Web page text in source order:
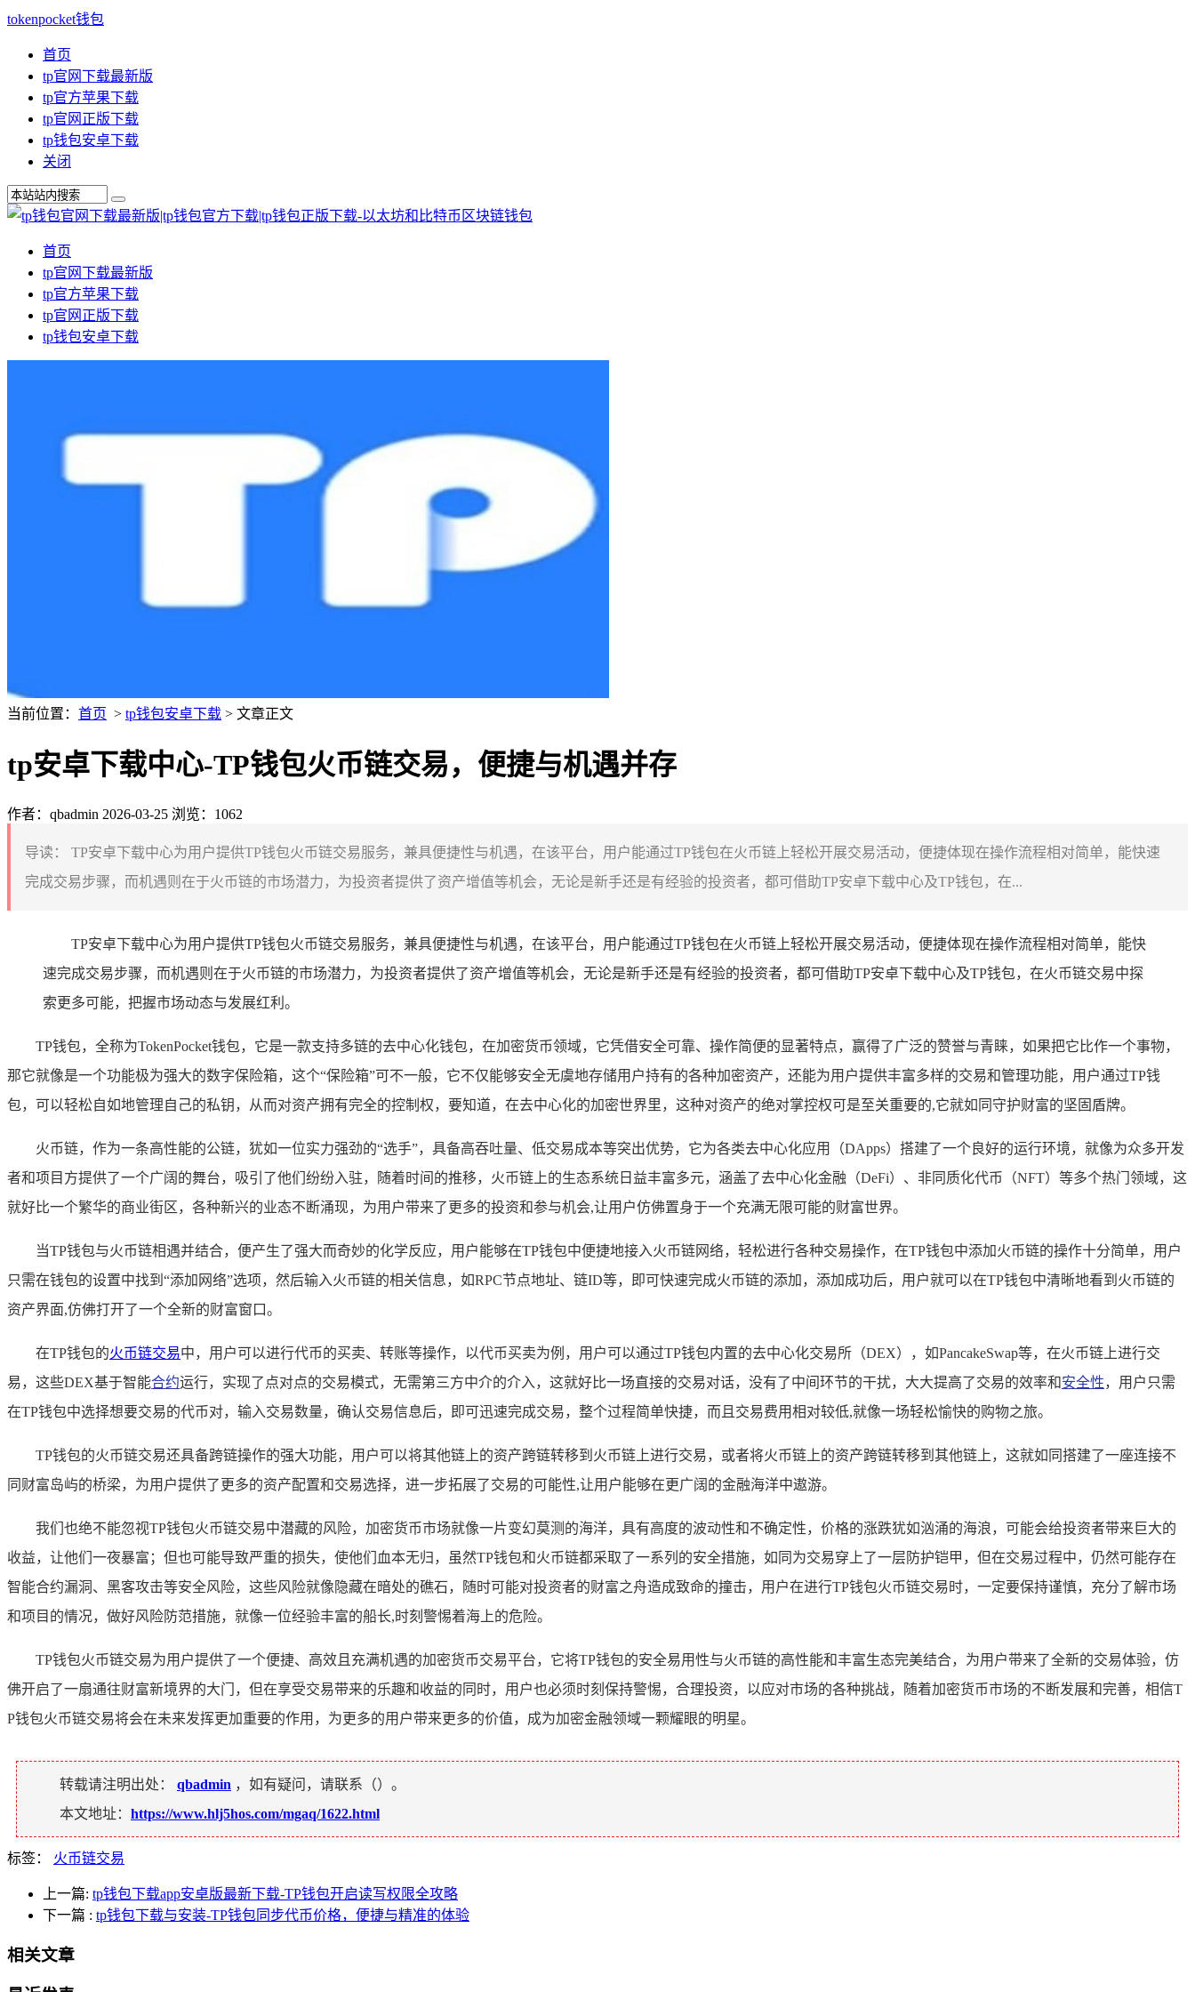
tokenpocket钱包
首页
tp官网下载最新版
tp官方苹果下载
tp官网正版下载
tp钱包安卓下载
关闭
首页
tp官网下载最新版
tp官方苹果下载
tp官网正版下载
tp钱包安卓下载
当前位置： 首页 > tp钱包安卓下载 > 文章正文
tp安卓下载中心-TP钱包火币链交易，便捷与机遇并存
作者：qbadmin 2026-03-25 浏览：1062
导读：
TP安卓下载中心为用户提供TP钱包火币链交易服务，兼具便捷性与机遇，在该平台，用户能通过TP钱包在火币链上轻松开展交易活动，便捷体现在操作流程相对简单，能快速
完成交易步骤，而机遇则在于火币链的市场潜力，为投资者提供了资产增值等机会，无论是新手还是有经验的投资者，都可借助TP安卓下载中心及TP钱包，在...
TP安卓下载中心为用户提供TP钱包火币链交易服务，兼具便捷性与机遇，在该平台，用户能通过TP钱包在火币链上轻松开展交易活动，便捷体现在操作流程相对简单，能快
速完成交易步骤，而机遇则在于火币链的市场潜力，为投资者提供了资产增值等机会，无论是新手还是有经验的投资者，都可借助TP安卓下载中心及TP钱包，在火币链交易中探
索更多可能，把握市场动态与发展红利。
TP钱包，全称为TokenPocket钱包，它是一款支持多链的去中心化钱包，在加密货币领域，它凭借安全可靠、操作简便的显著特点，赢得了广泛的赞誉与青睐，如果把它比作一个事物，
那它就像是一个功能极为强大的数字保险箱，这个“保险箱”可不一般，它不仅能够安全无虞地存储用户持有的各种加密资产，还能为用户提供丰富多样的交易和管理功能，用户通过TP钱
包，可以轻松自如地管理自己的私钥，从而对资产拥有完全的控制权，要知道，在去中心化的加密世界里，这种对资产的绝对掌控权可是至关重要的,它就如同守护财富的坚固盾牌。
火币链，作为一条高性能的公链，犹如一位实力强劲的“选手”，具备高吞吐量、低交易成本等突出优势，它为各类去中心化应用（DApps）搭建了一个良好的运行环境，就像为众多开发
者和项目方提供了一个广阔的舞台，吸引了他们纷纷入驻，随着时间的推移，火币链上的生态系统日益丰富多元，涵盖了去中心化金融（DeFi）、非同质化代币（NFT）等多个热门领域，这
就好比一个繁华的商业街区，各种新兴的业态不断涌现，为用户带来了更多的投资和参与机会,让用户仿佛置身于一个充满无限可能的财富世界。
当TP钱包与火币链相遇并结合，便产生了强大而奇妙的化学反应，用户能够在TP钱包中便捷地接入火币链网络，轻松进行各种交易操作，在TP钱包中添加火币链的操作十分简单，用户
只需在钱包的设置中找到“添加网络”选项，然后输入火币链的相关信息，如RPC节点地址、链ID等，即可快速完成火币链的添加，添加成功后，用户就可以在TP钱包中清晰地看到火币链的
资产界面,仿佛打开了一个全新的财富窗口。
在TP钱包的火币链交易中，用户可以进行代币的买卖、转账等操作，以代币买卖为例，用户可以通过TP钱包内置的去中心化交易所（DEX），如PancakeSwap等，在火币链上进行交
易，这些DEX基于智能合约运行，实现了点对点的交易模式，无需第三方中介的介入，这就好比一场直接的交易对话，没有了中间环节的干扰，大大提高了交易的效率和安全性，用户只需
在TP钱包中选择想要交易的代币对，输入交易数量，确认交易信息后，即可迅速完成交易，整个过程简单快捷，而且交易费用相对较低,就像一场轻松愉快的购物之旅。
TP钱包的火币链交易还具备跨链操作的强大功能，用户可以将其他链上的资产跨链转移到火币链上进行交易，或者将火币链上的资产跨链转移到其他链上，这就如同搭建了一座连接不
同财富岛屿的桥梁，为用户提供了更多的资产配置和交易选择，进一步拓展了交易的可能性,让用户能够在更广阔的金融海洋中遨游。
我们也绝不能忽视TP钱包火币链交易中潜藏的风险，加密货币市场就像一片变幻莫测的海洋，具有高度的波动性和不确定性，价格的涨跌犹如汹涌的海浪，可能会给投资者带来巨大的
收益，让他们一夜暴富；但也可能导致严重的损失，使他们血本无归，虽然TP钱包和火币链都采取了一系列的安全措施，如同为交易穿上了一层防护铠甲，但在交易过程中，仍然可能存在
智能合约漏洞、黑客攻击等安全风险，这些风险就像隐藏在暗处的礁石，随时可能对投资者的财富之舟造成致命的撞击，用户在进行TP钱包火币链交易时，一定要保持谨慎，充分了解市场
和项目的情况，做好风险防范措施，就像一位经验丰富的船长,时刻警惕着海上的危险。
TP钱包火币链交易为用户提供了一个便捷、高效且充满机遇的加密货币交易平台，它将TP钱包的安全易用性与火币链的高性能和丰富生态完美结合，为用户带来了全新的交易体验，仿
佛开启了一扇通往财富新境界的大门，但在享受交易带来的乐趣和收益的同时，用户也必须时刻保持警惕，合理投资，以应对市场的各种挑战，随着加密货币市场的不断发展和完善，相信T
P钱包火币链交易将会在未来发挥更加重要的作用，为更多的用户带来更多的价值，成为加密金融领域一颗耀眼的明星。
转载请注明出处： qbadmin ，如有疑问，请联系（）。
本文地址： https://www.hlj5hos.com/mgaq/1622.html
标签： 火币链交易
上一篇: tp钱包下载app安卓版最新下载-TP钱包开启读写权限全攻略
下一篇 : tp钱包下载与安装-TP钱包同步代币价格，便捷与精准的体验
相关文章